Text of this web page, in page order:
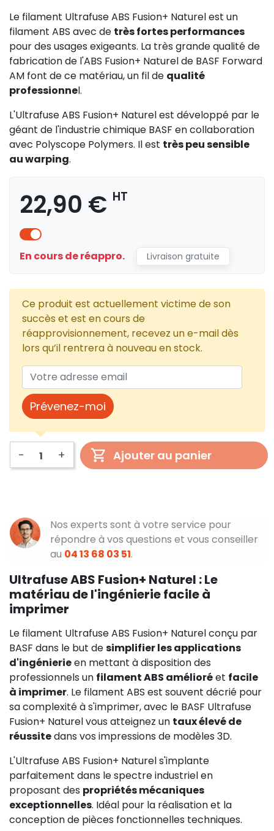
Le filament Ultrafuse ABS Fusion+ Naturel est un
filament ABS avec de très fortes performances
pour des usages exigeants. La très grande qualité de
fabrication de l'ABS Fusion+ Naturel de BASF Forward
AM font de ce matériau, un fil de qualité
professionnel.
L'Ultrafuse ABS Fusion+ Naturel est développé par le
géant de l'industrie chimique BASF en collaboration
avec Polyscope Polymers. Il est très peu sensible
au warping.
22,90 € HT
En cours de réappro. Livraison gratuite
Ce produit est actuellement victime de son
succès et est en cours de
réapprovisionnement, recevez un e-mail dès
lors qu’il rentrera à nouveau en stock.
Prévenez-moi
- + Ajouter au panier
Nos experts sont à votre service pour
répondre à vos questions et vous conseiller
au 04 13 68 03 51.
Ultrafuse ABS Fusion+ Naturel : Le
matériau de l'ingénierie facile à
imprimer
Le filament Ultrafuse ABS Fusion+ Naturel conçu par
BASF dans le but desimplifier les applications
d'ingénierieen mettant à disposition des
professionnels un filament ABS amélioréet facile
à imprimer. Le filament ABS est souvent décrié pour
sa complexité à s'imprimer, avec le BASF Ultrafuse
Fusion+ Naturel vous atteignez un taux élevé de
réussitedans vos impressions de modèles 3D.
L'Ultrafuse ABS Fusion+ Naturel s'implante
parfaitement dans le spectre industriel en
proposant des propriétés mécaniques
exceptionnelles. Idéal pour la réalisation et la
conception de pièces fonctionnelles techniques.